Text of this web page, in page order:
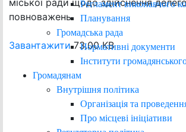
Регламент виконавчого
Планування
Громадська рада
Нормативні документи
Інститути
Громадянам
Внутрішня політика
Організація та
Про місцеві ініціативи
міської ради щодо здійснення
повноважень
Завантажити73.00 KB